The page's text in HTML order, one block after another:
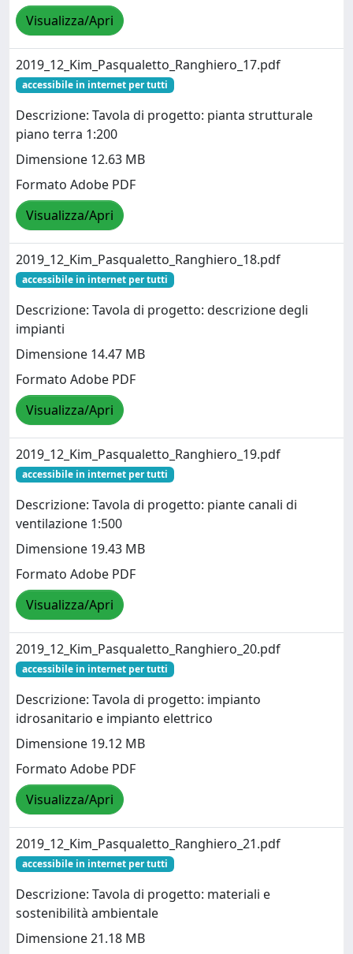
Visualizza/Apri
2019_12_Kim_Pasqualetto_Ranghiero_17.pdf
accessibile in internet per tutti
Descrizione: Tavola di progetto: pianta strutturale
piano terra 1:200
Dimensione 12.63 MB
Formato Adobe PDF
Visualizza/Apri
2019_12_Kim_Pasqualetto_Ranghiero_18.pdf
accessibile in internet per tutti
Descrizione: Tavola di progetto: descrizione degli
impianti
Dimensione 14.47 MB
Formato Adobe PDF
Visualizza/Apri
2019_12_Kim_Pasqualetto_Ranghiero_19.pdf
accessibile in internet per tutti
Descrizione: Tavola di progetto: piante canali di
ventilazione 1:500
Dimensione 19.43 MB
Formato Adobe PDF
Visualizza/Apri
2019_12_Kim_Pasqualetto_Ranghiero_20.pdf
accessibile in internet per tutti
Descrizione: Tavola di progetto: impianto
idrosanitario e impianto elettrico
Dimensione 19.12 MB
Formato Adobe PDF
Visualizza/Apri
2019_12_Kim_Pasqualetto_Ranghiero_21.pdf
accessibile in internet per tutti
Descrizione: Tavola di progetto: materiali e
sostenibilità ambientale
Dimensione 21.18 MB